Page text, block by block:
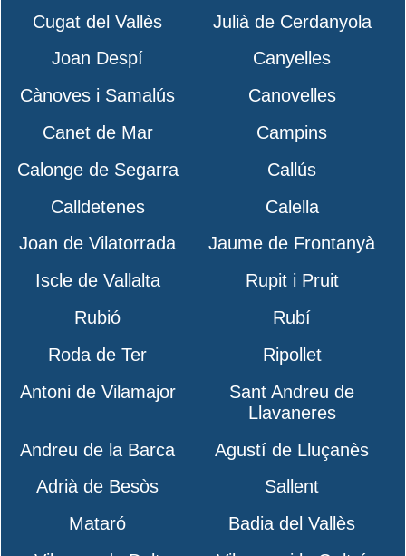
Cugat del Vallès
Julià de Cerdanyola
Joan Despí
Canyelles
Cànoves i Samalús
Canovelles
Canet de Mar
Campins
Calonge de Segarra
Callús
Calldetenes
Calella
Joan de Vilatorrada
Jaume de Frontanyà
Iscle de Vallalta
Rupit i Pruit
Rubió
Rubí
Roda de Ter
Ripollet
Antoni de Vilamajor
Sant Andreu de
Llavaneres
Andreu de la Barca
Agustí de Lluçanès
Adrià de Besòs
Sallent
Mataró
Badia del Vallès